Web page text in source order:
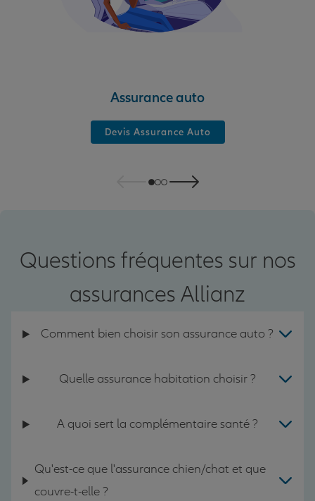
Assurance auto
Devis Assurance Auto
Questions fréquentes sur nos
assurances Allianz
Comment bien choisir son assurance auto ?
Quelle assurance habitation choisir ?
A quoi sert la complémentaire santé ?
Qu'est-ce que l'assurance chien/chat et que
couvre-t-elle ?